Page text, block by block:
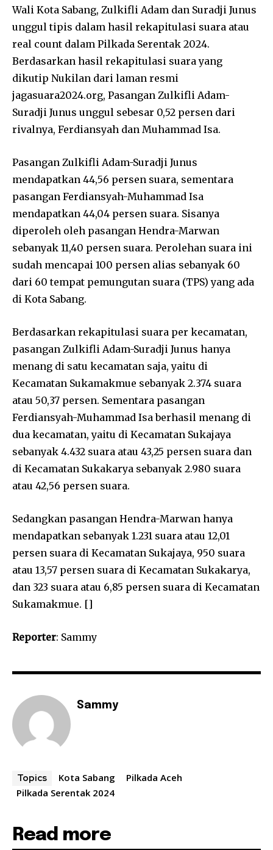
Wali Kota Sabang, Zulkifli Adam dan Suradji Junus
unggul tipis dalam hasil rekapitulasi suara atau
real count dalam Pilkada Serentak 2024.
Berdasarkan hasil rekapitulasi suara yang
dikutip Nukilan dari laman resmi
jagasuara2024.org, Pasangan Zulkifli Adam-
Suradji Junus unggul sebesar 0,52 persen dari
rivalnya, Ferdiansyah dan Muhammad Isa.
Pasangan Zulkifli Adam-Suradji Junus
mendapatkan 44,56 persen suara, sementara
pasangan Ferdiansyah-Muhammad Isa
mendapatkan 44,04 persen suara. Sisanya
diperoleh oleh pasangan Hendra-Marwan
sebanyak 11,40 persen suara. Perolehan suara ini
sudah mencapai 100 persen alias sebanyak 60
dari 60 tempat pemungutan suara (TPS) yang ada
di Kota Sabang.
Berdasarkan rekapitulasi suara per kecamatan,
pasangan Zulkifli Adam-Suradji Junus hanya
menang di satu kecamatan saja, yaitu di
Kecamatan Sukamakmue sebanyak 2.374 suara
atau 50,37 persen. Sementara pasangan
Ferdiansyah-Muhammad Isa berhasil menang di
dua kecamatan, yaitu di Kecamatan Sukajaya
sebanyak 4.432 suara atau 43,25 persen suara dan
di Kecamatan Sukakarya sebanyak 2.980 suara
atau 42,56 persen suara.
Sedangkan pasangan Hendra-Marwan hanya
mendapatkan sebanyak 1.231 suara atau 12,01
persen suara di Kecamatan Sukajaya, 950 suara
atau 13,57 persen suara di Kecamatan Sukakarya,
dan 323 suara atau 6,85 persen suara di Kecamatan
Sukamakmue. []
Reporter: Sammy
Sammy
Topics Kota Sabang
Pilkada Aceh
Pilkada Serentak 2024
Read more